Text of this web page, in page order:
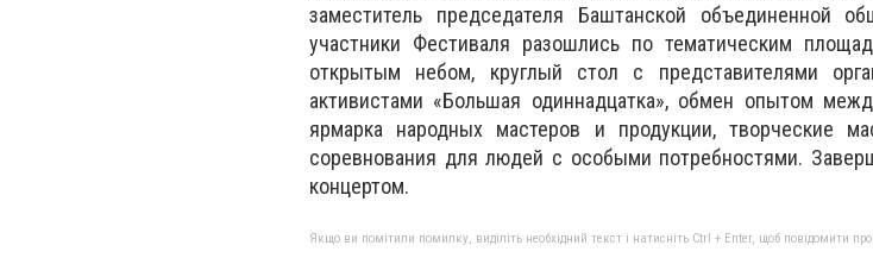
заместитель председателя Баштанской объединенной
участники Фестиваля разошлись по тематическим
открытым небом, круглый стол с представителями
активистами «Большая одиннадцатка», обмен опытом
ярмарка народных мастеров и продукции, творческие
соревнования для людей с особыми потребностями.
концертом.
Якщо ви помітили помилку, виділіть необхідний текст і натисніть Ctrl + Enter, щоб повідомити